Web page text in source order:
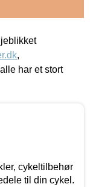
,
har et stort
cykeltilbehør
til din cykel.